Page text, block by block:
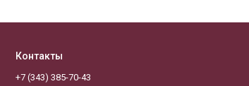
Контакты
+7 (343) 385-70-43